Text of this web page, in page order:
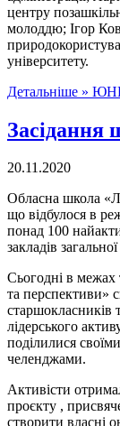
центру
молоддю; Ігор
університету.
Детальніше »
Засідання
20.11.2020
Обласна школа
що відбулося в
понад 100
закладів
Сьогодні в
та перспективи»
старшокласників
лідерського
поділилися
челенджами.
Активісти
проєкту ,
створити власні